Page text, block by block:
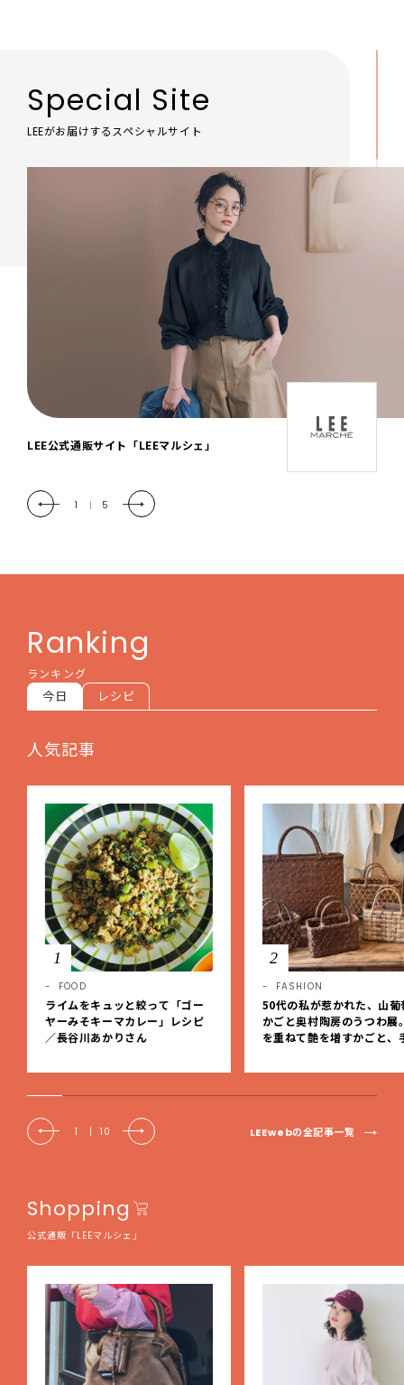
Special Site
LEEがお届けするスペシャルサイト
「LEE DAYS」本物志向にときめく。大人カ
2 | 5
Ranking
ランキング
今日 レシピ
人気記事
1
FOOD
ライムをキュッと絞って「ゴー
ヤーみそキーマカレー」レシピ
／長谷川あかりさん
2
FASHION
50代の私が惹かれた、山葡
かごと奥村陶房のうつわ展
を重ねて艶を増すかごと、
EE DAYS club tanpopo
1 | 10 LEEwebの全記事一覧
Shopping
公式通販「LEEマルシェ」